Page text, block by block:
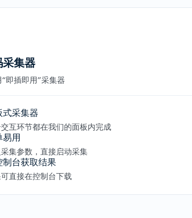
集器
即插即用”采集器
式采集器
互环节都在我们的面板内完成
易用
集参数，直接启动采集
制台获取结果
直接在控制台下载